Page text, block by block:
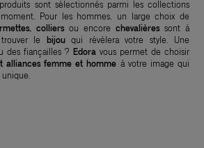
sont sélectionnés parmi les collections
Pour les hommes, un large choix de
colliersou encore chevalièressont à
le bijouqui révèlera votre style. Une
des fiançailles ?Edora vous permet de choisir
alliances femme et homme à votre image qui